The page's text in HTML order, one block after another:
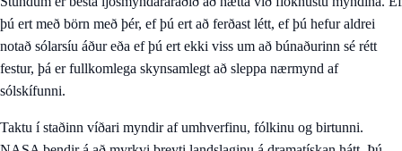
þú ert með börn með þér, ef þú ert að ferðast létt, ef þú hefur aldrei
notað sólarsíu áður eða ef þú ert ekki viss um að búnaðurinn sé rétt
festur, þá er fullkomlega skynsamlegt að sleppa nærmynd af
sólskífunni.
Taktu í staðinn víðari myndir af umhverfinu, fólkinu og birtunni.